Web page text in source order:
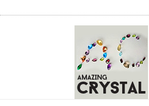
ÍRÁSOK
ÁSVÁNYOK HATÁSAI